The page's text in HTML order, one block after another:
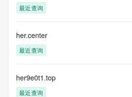
最近查询
her.center
最近查询
her9e0t1.top
最近查询